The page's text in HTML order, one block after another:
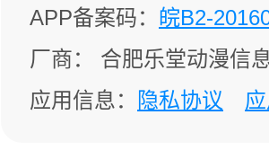
APP备案码： 皖B2-
厂商：
合肥乐堂动漫信
应用信息：
隐私协议